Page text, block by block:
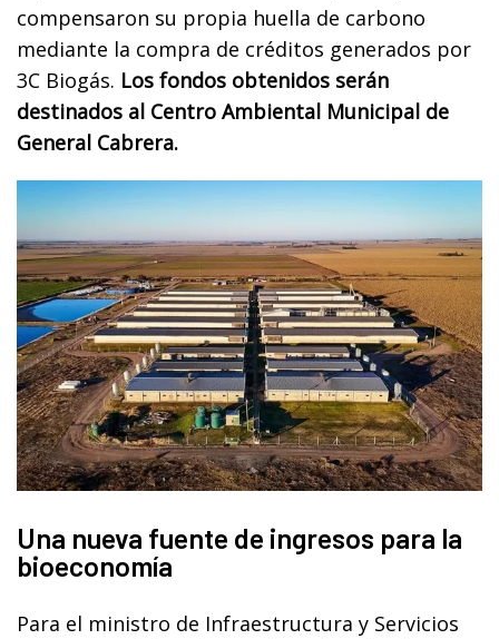
compensaron su propia huella de carbono
mediante la compra de créditos generados por
3C Biogás. Los fondos obtenidos serán
destinados al Centro Ambiental Municipal de
General Cabrera.
Una nueva fuente de ingresos para la
bioeconomía
Para el ministro de Infraestructura y Servicios